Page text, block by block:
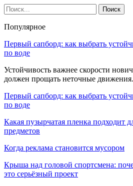
Популярное
Первый сапборд: как выбрать
по воде
Устойчивость важнее скорости
должен прощать неточные
Первый сапборд: как выбрать
по воде
Какая пузырчатая пленка подходит
предметов
Когда реклама становится мусором
Крыша над головой спортсмена:
это серьёзный проект